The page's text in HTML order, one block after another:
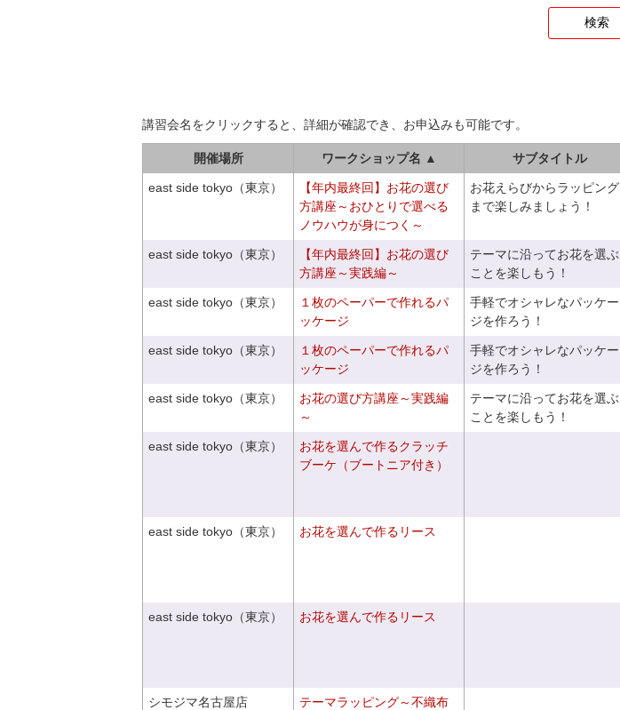
講習会名をクリックすると、詳細が確認でき、お申込みも可能です。
開催場所 ワークショップ名 ▲ サブタイトル
east side tokyo（東京）
【年内最終回】お花の選び
方講座～おひとりで選べる
ノウハウが身につく～
お花えらびからラッピング
まで楽しみましょう！
east side tokyo（東京）
【年内最終回】お花の選び
方講座～実践編～
テーマに沿ってお花を選ぶ
ことを楽しもう！
east side tokyo（東京）
１枚のペーパーで作れるパ
ッケージ
手軽でオシャレなパッケー
ジを作ろう！
east side tokyo（東京）
１枚のペーパーで作れるパ
ッケージ
手軽でオシャレなパッケー
ジを作ろう！
east side tokyo（東京）
お花の選び方講座～実践編
～
テーマに沿ってお花を選ぶ
ことを楽しもう！
east side tokyo（東京）
お花を選んで作るクラッチ
ブーケ（ブートニア付き）
east side tokyo（東京） お花を選んで作るリース
east side tokyo（東京） お花を選んで作るリース
シモジマ名古屋店
テーマラッピング～不織布